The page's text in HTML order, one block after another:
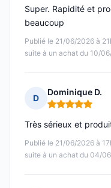
Publié le 21/06/2026 à
suite à un achat du 10/
Super. Rapidité et
beaucoup
D
Dominique D.
Note : 5 sur 5
Publié le 21/06/2026 à
suite à un achat du 04/
Très sérieux et